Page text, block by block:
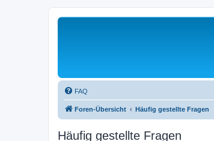
FAQ
Foren-Übersicht Häufig gestellte Fragen
Häufig gestellte Fragen